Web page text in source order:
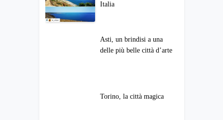
Italia
Asti, un brindisi a una
delle più belle città d’arte
Torino, la città magica